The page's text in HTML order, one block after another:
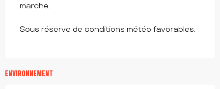
marche.
Sous réserve de conditions météo favorables.
ENVIRONNEMENT